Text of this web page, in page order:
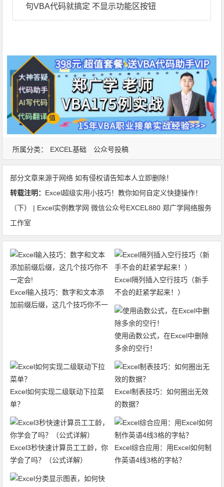
句VBA代码就搞定 不显示功能区按钮
所属分类： EXCEL基础 公众号投稿
部分文章来源于网络 如有侵权请告知本人立即删除！
转载注明： Excel超级实用小技巧！教你如何自定义快捷操作！
（下） | Excel实例教学网 微信公众号EXCEL880 郑广学网络服务
工作室
Excel输入技巧：数字和文本添
加前缀后缀，这几个技巧你不一
Excel隔列插入空行技巧（新手
不会的赶紧学起来！）
使用函数公式，在Excel中删除
多余的空行！
Excel如何实现二级联动下拉菜
单？
Excel制表技巧：如何圈出无效
的数据？
Excel3秒快速计算员工工龄，你
学会了吗？（公式详解）
Excel综合应用：用Excel如何制
作英语4线3格的字帖？